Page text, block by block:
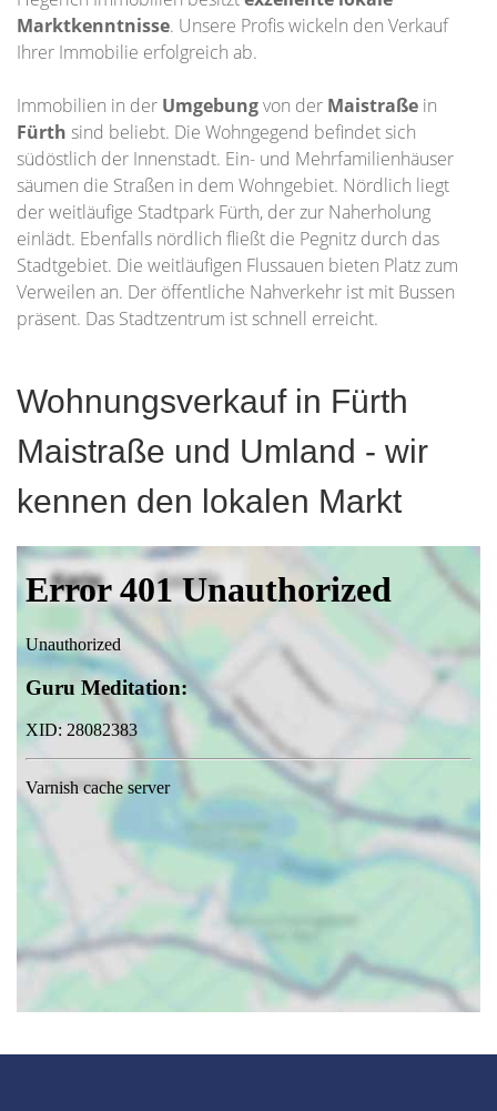
Marktkenntnisse. Unsere Profis wickeln den Verkauf
Ihrer Immobilie erfolgreich ab.
Immobilien in der Umgebungvon der Maistraße in
Fürth sind beliebt. Die Wohngegend befindet sich
südöstlich der Innenstadt. Ein- und Mehrfamilienhäuser
säumen die Straßen in dem Wohngebiet. Nördlich liegt
der weitläufige Stadtpark Fürth, der zur Naherholung
einlädt. Ebenfalls nördlich fließt die Pegnitz durch das
Stadtgebiet. Die weitläufigen Flussauen bieten Platz zum
Verweilen an. Der öffentliche Nahverkehr ist mit Bussen
präsent. Das Stadtzentrum ist schnell erreicht.
Wohnungsverkauf in Fürth
Maistraße und Umland - wir
kennen den lokalen Markt